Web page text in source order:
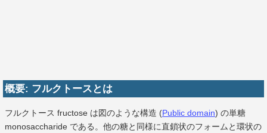
概要: フルクトースとは
フルクトース fructose は図のような構造 (Public domain) の単糖
monosaccharide である。他の糖と同様に直鎖状のフォームと環状の